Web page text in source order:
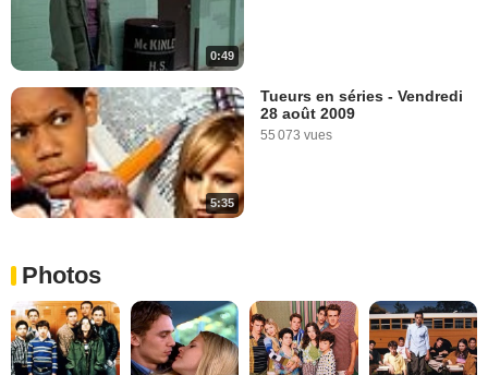
0:49
5:35
Tueurs en séries - Vendredi
28 août 2009
55 073 vues
Photos